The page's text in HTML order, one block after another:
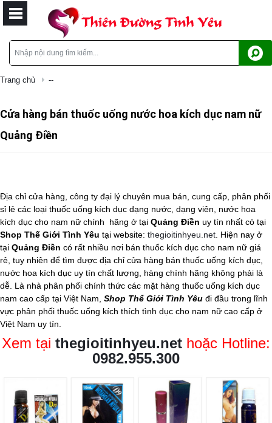
Trang chủ --
Cửa hàng bán thuốc uống nước hoa kích dục nam nữ
Quảng Điền
Địa chỉ cửa hàng, công ty đại lý chuyên mua bán, cung cấp, phân phối
sỉ lẻ các loại thuốc uống kích dục dạng nước, dạng viên, nước hoa
kích dục cho nam nữ chính
hãng ở tại Quảng Điền uy tín nhất có tại
Shop Thế Giới Tình Yêu tại website: thegioitinhyeu.net . Hiện nay ở
tại Quảng Điền có rất nhiều nơi bán thuốc kích dục cho nam nữ giá
rẻ, tuy nhiên để tìm được địa chỉ cửa hàng bán thuốc uống kích dục,
nước hoa kích dục uy tín chất lượng, hàng chính hãng không phải là
dễ. Là nhà phân phối chính thức các mặt hàng thuốc uống kích dục
nam cao cấp tại Việt Nam, Shop Thế Giới Tình Yêu đi đầu trong lĩnh
vực phân phối thuốc uống kích thích tình dục cho nam nữ cao cấp ở
Việt Nam uy tín.
Xem tại thegioitinhyeu.net hoặc Hotline:
0982.955.300